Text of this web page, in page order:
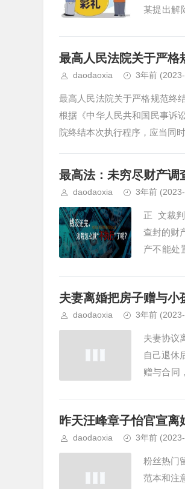
某提出解
最高人民法院关于严格
daodaoxia 3年前
最高人民法院关于严格规范终
根据《中华人民共和国民事诉
院终结本次执行程序，应当同
最高法：未穷尽财产调
daodaoxia 3年前
正 文裁
查封的财
产不能处
夫妻离婚把房子赠与小
daodaoxia 3年前
夫妻协议
自己退休
赠与合同
昨天汪峰章子怡官宣离
daodaoxia 3年前
粉丝热门
范本和注